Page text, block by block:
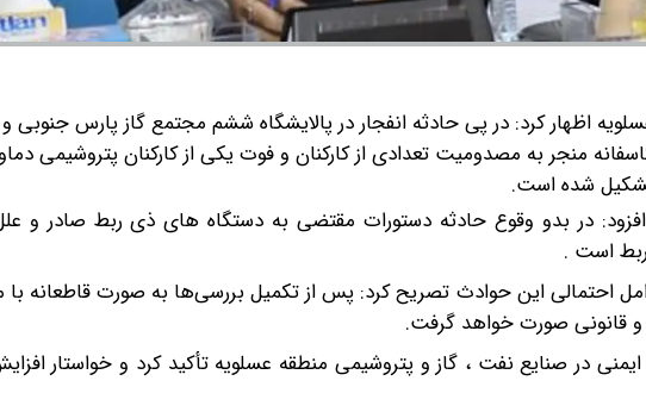
اظهار کرد: در پی حادثه انفجار در پالایشگاه ششم مجتمع گاز پارس
منجر به مصدومیت تعدادی از کارکنان و فوت یکی از کارکنان پتروشیمی
شده است.
در بدو وقوع حادثه دستورات مقتضی به دستگاه های ذی ربط صادر و
است .
احتمالی این حوادث تصریح کرد: پس از تکمیل بررسی‌ها به صورت قاطعانه
قانونی صورت خواهد گرفت.
در صنایع نفت ، گاز و پتروشیمی منطقه عسلویه تأکید کرد و خواستار